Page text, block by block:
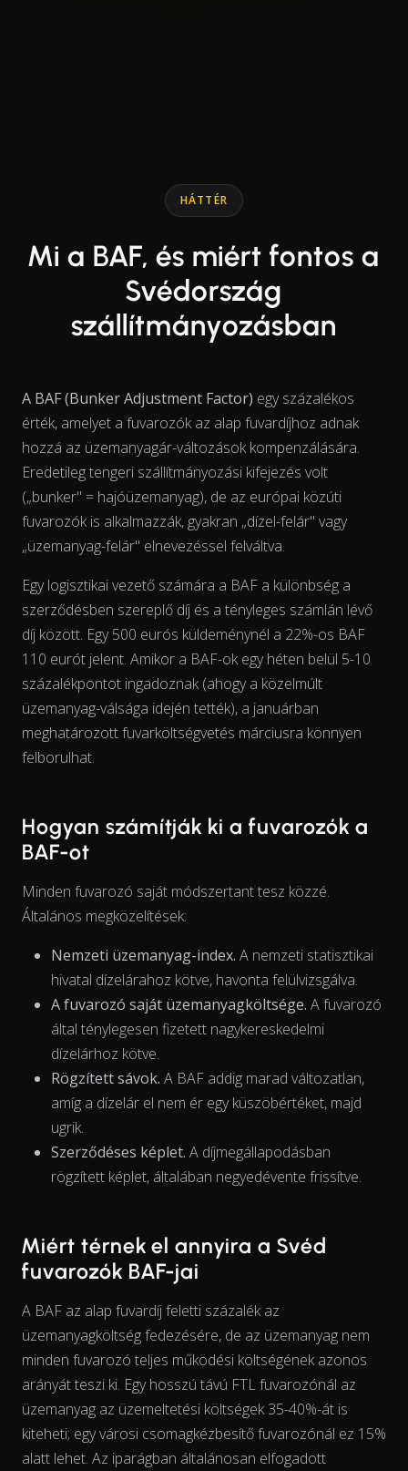
View as data table, Chart
The chart has 1 X axis displaying Time. Data ranges from
HÁTTÉR
Mi a BAF, és miért fontos a
Svédország
szállítmányozásban
A BAF (Bunker Adjustment Factor) egy százalékos
érték, amelyet a fuvarozók az alap fuvardíjhoz adnak
hozzá az üzemanyagár-változások kompenzálására.
Eredetileg tengeri szállítmányozási kifejezés volt
(„bunker" = hajóüzemanyag), de az európai közúti
fuvarozók is alkalmazzák, gyakran „dízel-felár" vagy
„üzemanyag-felár" elnevezéssel felváltva.
Egy logisztikai vezető számára a BAF a különbség a
szerződésben szereplő díj és a tényleges számlán lévő
díj között. Egy 500 eurós küldeménynél a 22%-os BAF
110 eurót jelent. Amikor a BAF-ok egy héten belül 5-10
százalékpontot ingadoznak (ahogy a közelmúlt
üzemanyag-válsága idején tették), a januárban
meghatározott fuvarköltségvetés márciusra könnyen
felborulhat.
Hogyan számítják ki a fuvarozók a
BAF-ot
Minden fuvarozó saját módszertant tesz közzé.
Általános megközelítések:
Nemzeti üzemanyag-index. A nemzeti statisztikai
hivatal dízelárahoz kötve, havonta felülvizsgálva.
A fuvarozó saját üzemanyagköltsége. A fuvarozó
által ténylegesen fizetett nagykereskedelmi
dízelárhoz kötve.
Rögzített sávok. A BAF addig marad változatlan,
amíg a dízelár el nem ér egy küszöbértéket, majd
ugrik.
Szerződéses képlet. A díjmegállapodásban
rögzített képlet, általában negyedévente frissítve.
Miért térnek el annyira a Svéd
fuvarozók BAF-jai
A BAF az alap fuvardíj feletti százalék az
üzemanyagköltség fedezésére, de az üzemanyag nem
minden fuvarozó teljes működési költségének azonos
arányátteszi ki. Egy hosszú távú FTL fuvarozónál az
üzemanyag az üzemeltetési költségek 35-40%-át is
kiteheti; egy városi csomagkézbesítő fuvarozónál ez 15%
alatt lehet. Az iparágban általánosan elfogadott